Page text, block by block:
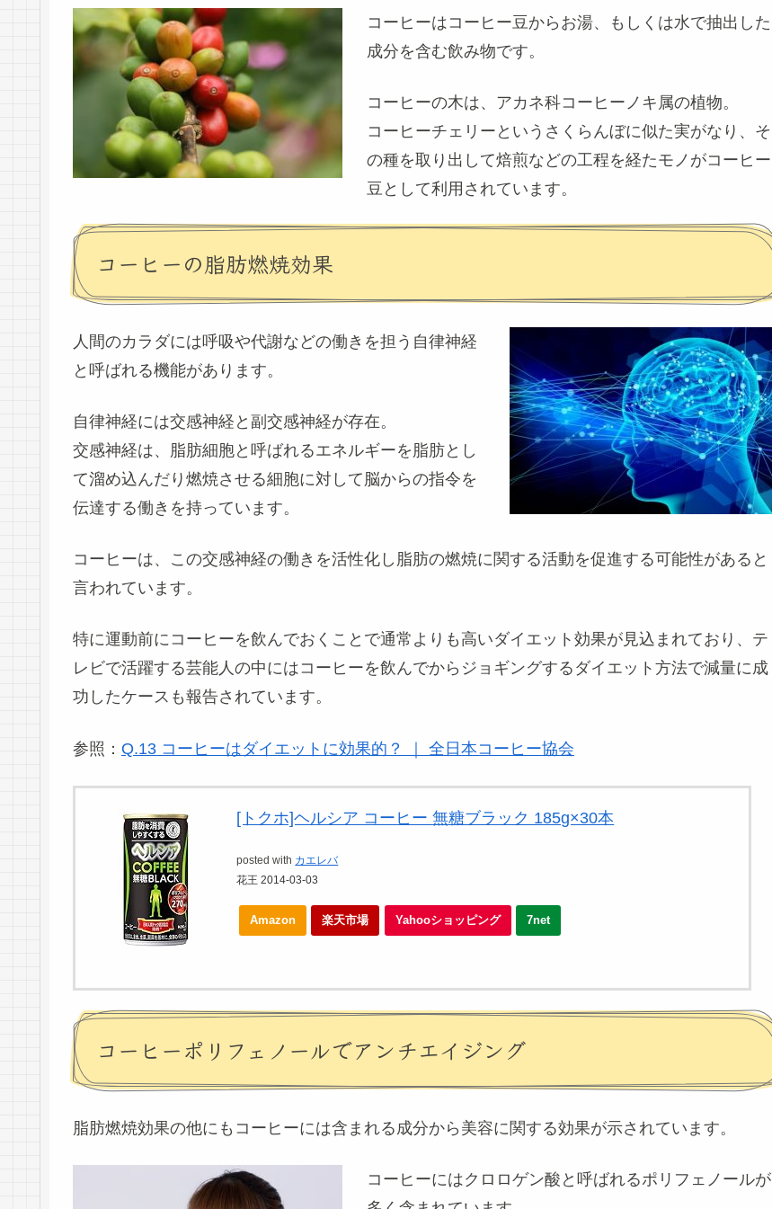
コーヒーはコーヒー豆からお湯、もしくは水で抽出した
成分を含む飲み物です。
コーヒーの木は、アカネ科コーヒーノキ属の植物。
コーヒーチェリーというさくらんぼに似た実がなり、そ
の種を取り出して焙煎などの工程を経たモノがコーヒー
豆として利用されています。
コーヒーの脂肪燃焼効果
人間のカラダには呼吸や代謝などの働きを担う自律神経
と呼ばれる機能があります。
自律神経には交感神経と副交感神経が存在。
交感神経は、脂肪細胞と呼ばれるエネルギーを脂肪とし
て溜め込んだり燃焼させる細胞に対して脳からの指令を
伝達する働きを持っています。
コーヒーは、この交感神経の働きを活性化し脂肪の燃焼に関する活動を促進する可能性があると
言われています。
特に運動前にコーヒーを飲んでおくことで通常よりも高いダイエット効果が見込まれており、テ
レビで活躍する芸能人の中にはコーヒーを飲んでからジョギングするダイエット方法で減量に成
功したケースも報告されています。
参照： Q.13 コーヒーはダイエットに効果的？ ｜ 全日本コーヒー協会
[トクホ]ヘルシア コーヒー 無糖ブラック 185g×30本
posted with カエレバ
花王 2014-03-03
Amazon 楽天市場 Yahooショッピング 7net
コーヒーポリフェノールでアンチエイジング
脂肪燃焼効果の他にもコーヒーには含まれる成分から美容に関する効果が示されています。
コーヒーにはクロロゲン酸と呼ばれるポリフェノールが